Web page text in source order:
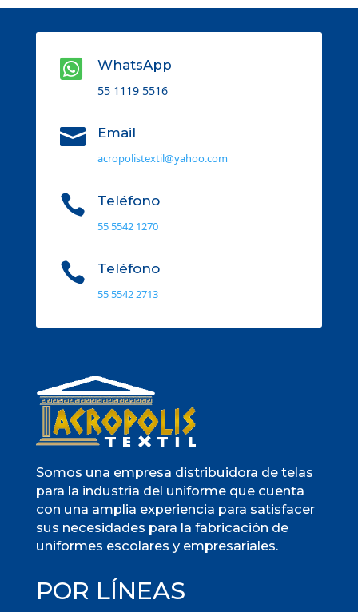
 WhatsApp
55 1119 5516
 Email
acropolistextil@yahoo.com
 Teléfono
55 5542 1270
 Teléfono
55 5542 2713
Somos una empresa distribuidora de telas
para la industria del uniforme que cuenta
con una amplia experiencia para satisfacer
sus necesidades para la fabricación de
uniformes escolares y empresariales.
POR LÍNEAS